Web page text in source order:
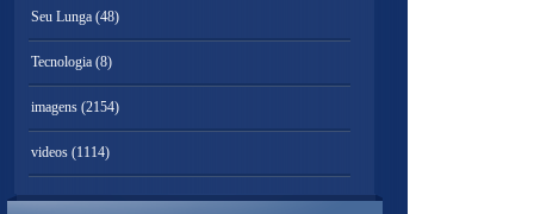
Seu Lunga (48)
Tecnologia (8)
imagens (2154)
videos (1114)